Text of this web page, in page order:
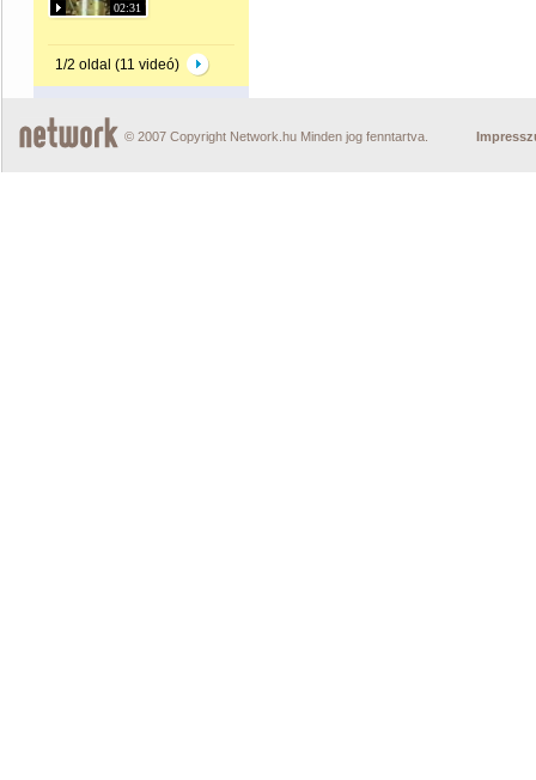
02:31
1/2 oldal (11 videó)
© 2007 Copyright Network.hu Minden jog fenntartva.